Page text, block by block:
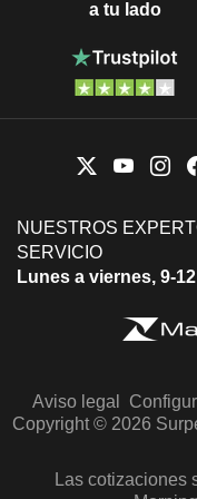
a tu lado
NUESTROS
SERVICIO
Lunes a viernes, 9-
Aviso legal
Copyright © 2026
Las cotizaciones